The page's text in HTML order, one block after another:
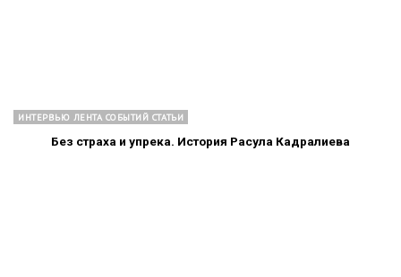
ИНТЕРВЬЮ ЛЕНТА СОБЫТИЙ СТАТЬИ
Без страха и упрека. История Расула Кадралиева